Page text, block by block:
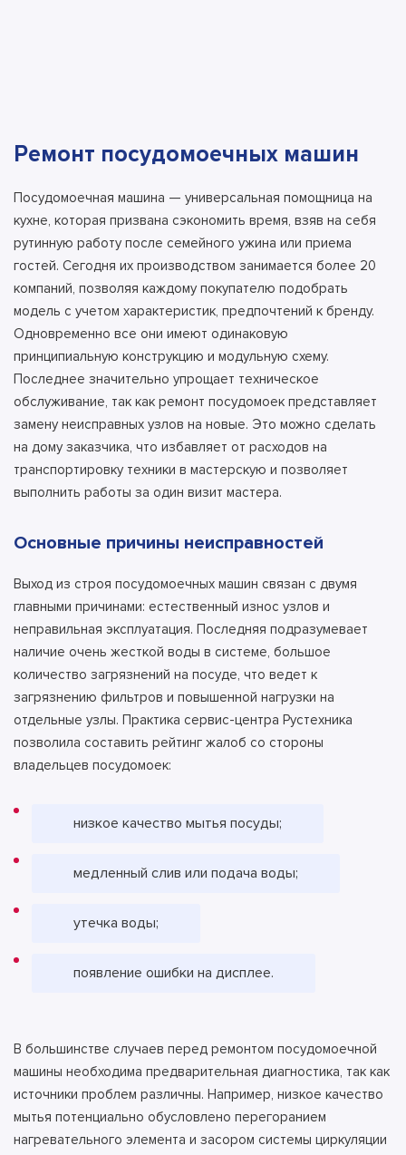
Ремонт посудомоечных машин
Посудомоечная машина — универсальная помощница на
кухне, которая призвана сэкономить время, взяв на себя
рутинную работу после семейного ужина или приема
гостей. Сегодня их производством занимается более 20
компаний, позволяя каждому покупателю подобрать
модель с учетом характеристик, предпочтений к бренду.
Одновременно все они имеют одинаковую
принципиальную конструкцию и модульную схему.
Последнее значительно упрощает техническое
обслуживание, так как ремонт посудомоек представляет
замену неисправных узлов на новые. Это можно сделать
на дому заказчика, что избавляет от расходов на
транспортировку техники в мастерскую и позволяет
выполнить работы за один визит мастера.
Основные причины неисправностей
Выход из строя посудомоечных машин связан с двумя
главными причинами: естественный износ узлов и
неправильная эксплуатация. Последняя подразумевает
наличие очень жесткой воды в системе, большое
количество загрязнений на посуде, что ведет к
загрязнению фильтров и повышенной нагрузки на
отдельные узлы. Практика сервис-центра Рустехника
позволила составить рейтинг жалоб со стороны
владельцев посудомоек:
низкое качество мытья посуды;
медленный слив или подача воды;
утечка воды;
появление ошибки на дисплее.
В большинстве случаев перед ремонтом посудомоечной
машины необходима предварительная диагностика, так как
источники проблем различны. Например, низкое качество
мытья потенциально обусловлено перегоранием
нагревательного элемента и засором системы циркуляции